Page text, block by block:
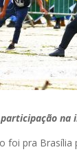
na
foi pra